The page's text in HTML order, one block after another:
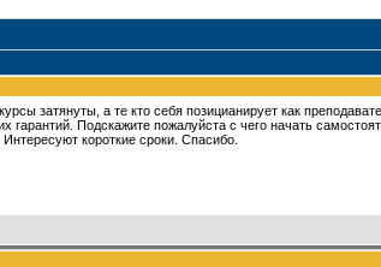
затянуты, а те кто себя позицианирует как
Подскажите пожалуйста с чего начать
короткие сроки. Спасибо.